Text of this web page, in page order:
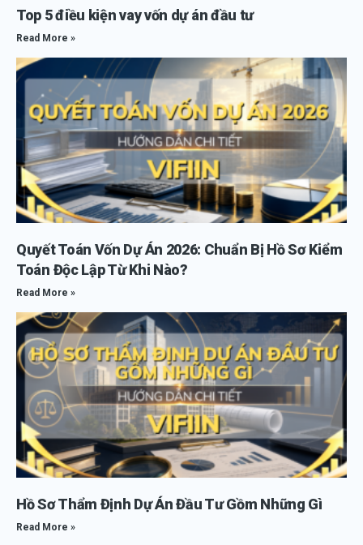
Top 5 điều kiện vay vốn dự án đầu tư
Read More »
Quyết Toán Vốn Dự Án 2026: Chuẩn Bị Hồ Sơ Kiểm
Toán Độc Lập Từ Khi Nào?
Read More »
Hồ Sơ Thẩm Định Dự Án Đầu Tư Gồm Những Gì
Read More »